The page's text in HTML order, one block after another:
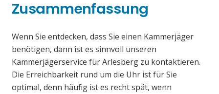
Zusammenfassung
Wenn Sie entdecken, dass Sie einen Kammerjäger
benötigen, dann ist es sinnvoll unseren
Kammerjägerservice für Arlesberg zu kontaktieren.
Die Erreichbarkeit rund um die Uhr ist für Sie
optimal, denn häufig ist es recht spät, wenn